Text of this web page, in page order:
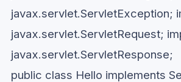
javax.servlet.ServletException;
javax.servlet.ServletRequest;
javax.servlet.ServletResponse;
public class Hello implements